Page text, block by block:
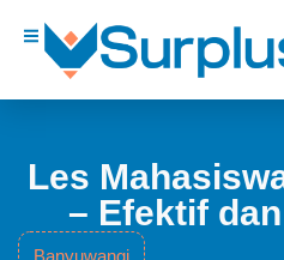
Les
– Efektif